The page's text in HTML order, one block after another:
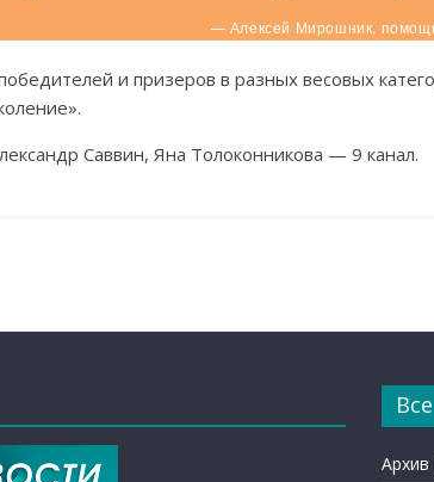
— Алексей Мирошник,
и призеров в разных весовых
Саввин, Яна Толоконникова — 9 канал.
Архив